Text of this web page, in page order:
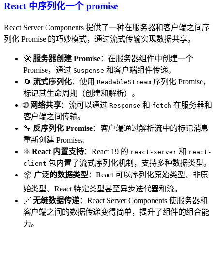
React 中序列化一个 promise
React Server Components 提供了一种在服务器和客户端之间序
列化 Promise 的巧妙模式，通过流式传输实现数据共享。
🚀 服务器创建 Promise：在服务器组件中创建一个
Promise，通过 Suspense 和客户端组件传递。
🔄 流式序列化：使用 ReadableStream 序列化 Promise，
标记其生命周期（创建和解析）。
🌐 网络共享：流可以通过 Response 和 fetch 在服务器和
客户端之间传输。
🔧 反序列化 Promise：客户端通过解析流中的标记消息
重新创建 Promise。
⚛️ React 内置支持：React 19 的 react-server 和 react-
client 包内置了流式序列化机制，支持多种数据类型。
📦 广泛的数据类型 ：React 可以序列化原始类型、非原
始类型、React 特定类型甚至异步迭代器和流。
🔗 无缝数据传递：React Server Components 使服务器和
客户端之间的数据传递变得简单，提升了组件的组合能
力。